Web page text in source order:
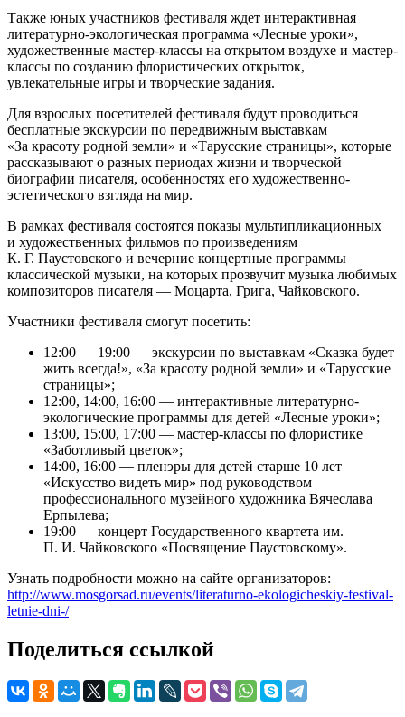
Также юных участников фестиваля ждет интерактивная
литературно-экологическая программа «Лесные уроки»,
художественные мастер-классы на открытом воздухе и мастер-
классы по созданию флористических открыток,
увлекательные игры и творческие задания.
Для взрослых посетителей фестиваля будут проводиться
бесплатные экскурсии по передвижным выставкам
«За красоту родной земли» и «Тарусские страницы», которые
рассказывают о разных периодах жизни и творческой
биографии писателя, особенностях его художественно-
эстетического взгляда на мир.
В рамках фестиваля состоятся показы мультипликационных
и художественных фильмов по произведениям
К. Г. Паустовского и вечерние концертные программы
классической музыки, на которых прозвучит музыка любимых
композиторов писателя — Моцарта, Грига, Чайковского.
Участники фестиваля смогут посетить:
12:00 — 19:00 — экскурсии по выставкам «Сказка будет
жить всегда!», «За красоту родной земли» и «Тарусские
страницы»;
12:00, 14:00, 16:00 — интерактивные литературно-
экологические программы для детей «Лесные уроки»;
13:00, 15:00, 17:00 — мастер-классы по флористике
«Заботливый цветок»;
14:00, 16:00 — пленэры для детей старше 10 лет
«Искусство видеть мир» под руководством
профессионального музейного художника Вячеслава
Ерпылева;
19:00 — концерт Государственного квартета им.
П. И. Чайковского «Посвящение Паустовскому».
Узнать подробности можно на сайте организаторов:
http://www.mosgorsad.ru/events/literaturno-ekologicheskiy-festival-
letnie-dni-/
Поделиться ссылкой